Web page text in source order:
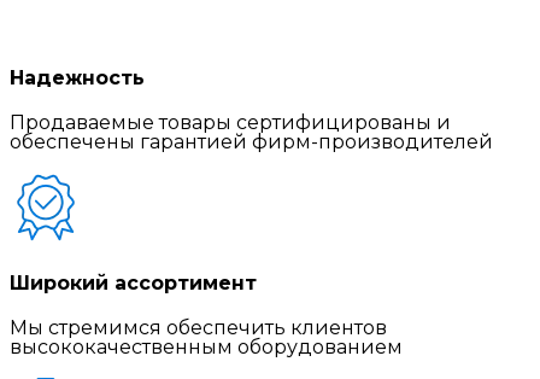
Надежность
Продаваемые товары сертифицированы и
обеспечены гарантией фирм-производителей
Широкий ассортимент
Мы стремимся обеспечить клиентов
высококачественным оборудованием